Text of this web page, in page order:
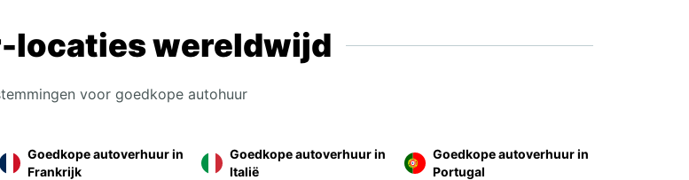
Kosovo
locaties wereldwijd
voor goedkope autohuur
Goedkope autoverhuur in
Frankrijk
Goedkope autoverhuur in
Italië
Goedkope autoverhuur in
Portugal